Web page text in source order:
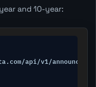
and 10-year:
api/v1/